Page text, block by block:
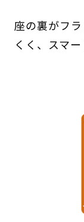
座の裏がフ
くく、スマ